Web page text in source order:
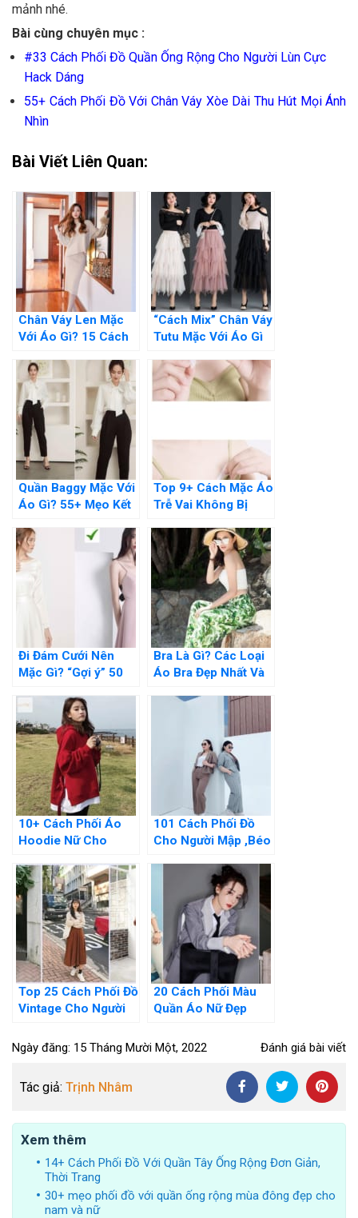
mảnh nhé.
Bài cùng chuyên mục :
#33 Cách Phối Đồ Quần Ống Rộng Cho Người Lùn Cực
Hack Dáng
55+ Cách Phối Đồ Với Chân Váy Xòe Dài Thu Hút Mọi Ánh
Nhìn
Bài Viết Liên Quan:
Chân Váy Len Mặc
Với Áo Gì? 15 Cách
Nhất
“Cách Mix” Chân Váy
Tutu Mặc Với Áo Gì
Cuốn Hút?
Quần Baggy Mặc Với
Áo Gì? 55+ Mẹo Kết
Xinh
Top 9+ Cách Mặc Áo
Trễ Vai Không Bị
Áo
Đi Đám Cưới Nên
Mặc Gì? “Gợi ý” 50
Đẹp Nhất
Bra Là Gì? Các Loại
Áo Bra Đẹp Nhất Và
10+ Cách Phối Áo
Hoodie Nữ Cho
Hack Dáng
101 Cách Phối Đồ
Cho Người Mập ,Béo
Top 25 Cách Phối Đồ
Vintage Cho Người
Xinh Xắn
20 Cách Phối Màu
Quần Áo Nữ Đẹp
Nàng Công Sở
Ngày đăng: 15 Tháng Mười Một, 2022 Đánh giá bài viết
Tác giả: Trịnh Nhâm
Xem thêm
14+ Cách Phối Đồ Với Quần Tây Ống Rộng Đơn Giản,
Thời Trang
30+ mẹo phối đồ với quần ống rộng mùa đông đẹp cho
nam và nữ